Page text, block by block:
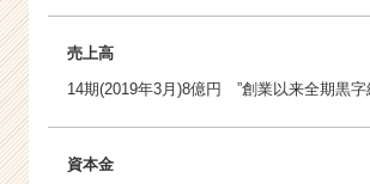
売上高
14期(2019年3月)8億円 ”創業以来全期黒字
資本金